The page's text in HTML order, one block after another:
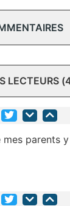
LECTEURS
parents